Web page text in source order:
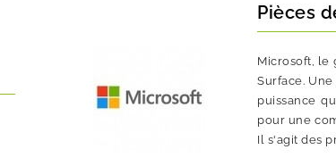
Pièces
Microsoft, le
Surface.
puissance
pour une
Il s'agit des